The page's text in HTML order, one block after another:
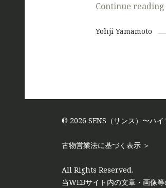
Continue reading
Yohji Yamamoto
© 2026 SENS（サンス）〜ハ
古物営業法に基づく表示 ＞
All Rights Reserved.
当WEBサイト内の文章・画像